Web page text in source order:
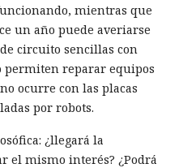
mientras que
un año puede averiarse
circuito sencillas con
permiten reparar equipos
ocurre con las placas
por robots.
¿llegará la
el mismo interés? ¿Podrá